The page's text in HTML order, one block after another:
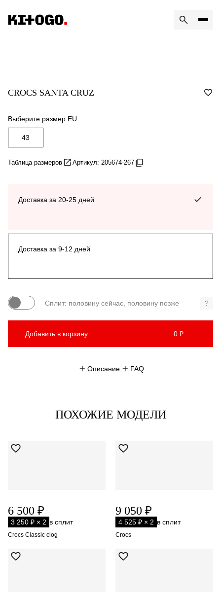
CROCS SANTA CRUZ
Выберите размер EU
43
Таблица размеров Артикул: 205674-267
Доставка за 20-25 дней
Доставка за 9-12 дней
Сплит: половину сейчас, половину позже ?
Добавить в корзину 0 ₽
Описание FAQ
ПОХОЖИЕ МОДЕЛИ
6 500 ₽
3 250 ₽ × 2 в сплит
Crocs Classic clog
9 050 ₽
4 525 ₽ × 2 в сплит
Crocs